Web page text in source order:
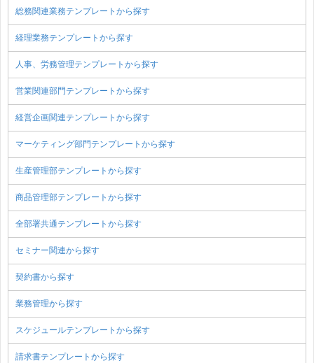
総務関連業務テンプレートから探す
経理業務テンプレートから探す
人事、労務管理テンプレートから探す
営業関連部門テンプレートから探す
経営企画関連テンプレートから探す
マーケティング部門テンプレートから探す
生産管理部テンプレートから探す
商品管理部テンプレートから探す
全部署共通テンプレートから探す
セミナー関連から探す
契約書から探す
業務管理から探す
スケジュールテンプレートから探す
請求書テンプレートから探す